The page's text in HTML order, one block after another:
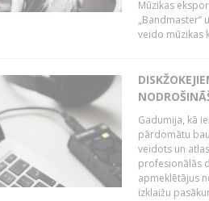
Mūzikas
„Bandmaster”
veido mūzikas
Gadumija, kā
pārdomātu
veidots un
profesionālās
apmeklētājus
izklaižu